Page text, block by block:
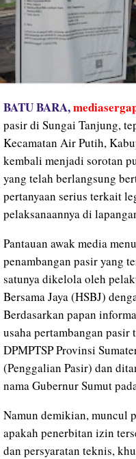
BATU BARA,
pasir di Sungai Tanjung,
Kecamatan Air Putih,
kembali menjadi sorotan
yang telah berlangsung
pertanyaan serius terkait
pelaksanaannya di
Pantauan awak media
penambangan pasir yang
satunya dikelola oleh
Bersama Jaya (HSBJ)
Berdasarkan papan
usaha pertambangan
DPMPTSP Provinsi
(Penggalian Pasir) dan
nama Gubernur Sumut
Namun demikian, muncul
apakah penerbitan izin
dan persyaratan teknis,